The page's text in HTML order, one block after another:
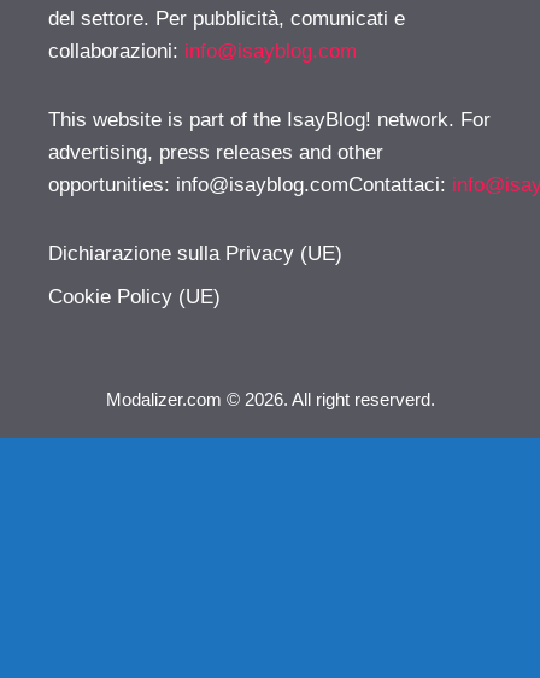
del settore. Per pubblicità, comunicati e
collaborazioni: info@isayblog.com
This website is part of the IsayBlog! network. For
advertising, press releases and other
opportunities: info@isayblog.comContattaci:
Dichiarazione sulla Privacy (UE)
Cookie Policy (UE)
Modalizer.com © 2026. All right reserverd.